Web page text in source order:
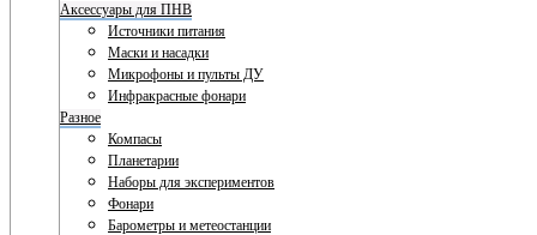
Аксессуары для ПНВ
Источники питания
Маски и насадки
Микрофоны и пульты ДУ
Инфракрасные фонари
Разное
Компасы
Планетарии
Наборы для экспериментов
Фонари
Барометры и метеостанции